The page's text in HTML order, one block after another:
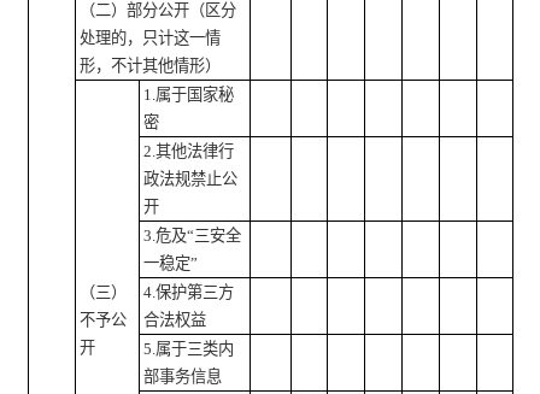
（二）部分公开 （区分
处理的，只计这一情
形，不计其他情形）
（三）
不予公
开
1.属于国家秘
密
2.其他法律行
政法规禁止公
开
3.危及“三安全
一稳定”
4.保护第三方
合法权益
5.属于三类内
部事务信息